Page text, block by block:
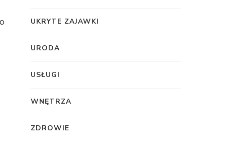
UKRYTE ZAJAWKI
URODA
USŁUGI
WNĘTRZA
ZDROWIE